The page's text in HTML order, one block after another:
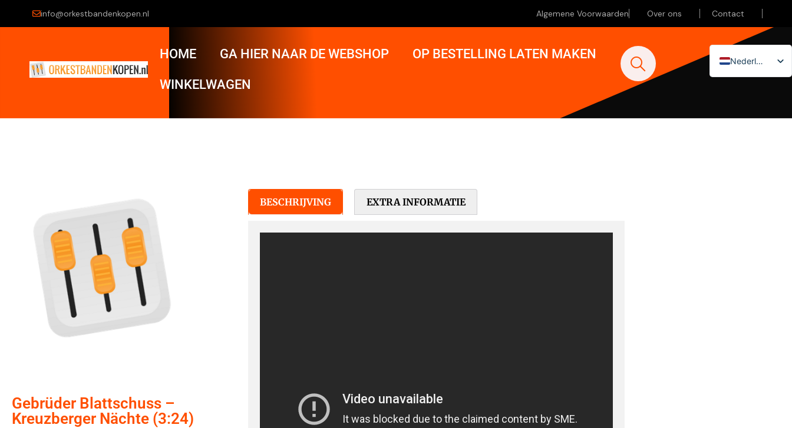
info@orkestbandenkopen.nl Algemene Voorwaarden Over ons Contact
HOME GA HIER NAAR DE WEBSHOP OP BESTELLING LATEN MAKEN
WINKELWAGEN
Nederlands
English (UK)
Gebrüder Blattschuss –
Kreuzberger Nächte (3:24)
BESCHRIJVING EXTRA INFORMATIE